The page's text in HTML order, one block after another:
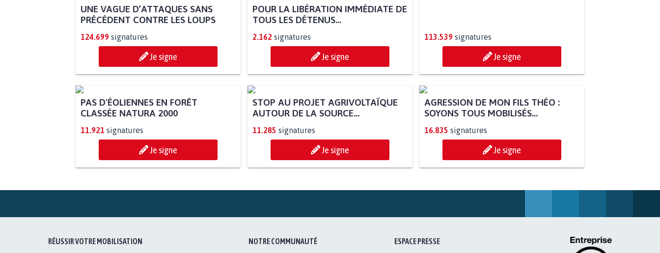
UNE VAGUE D’ATTAQUES SANS
PRÉCÉDENT CONTRE LES LOUPS
124.699 signatures
Je signe
POUR LA LIBÉRATION IMMÉDIATE DE
TOUS LES DÉTENUS...
2.162 signatures
Je signe
113.539 signatures
Je signe
PAS D'ÉOLIENNES EN FORÊT
CLASSÉE NATURA 2000
11.921 signatures
Je signe
STOP AU PROJET AGRIVOLTAÏQUE
AUTOUR DE LA SOURCE...
11.285 signatures
Je signe
AGRESSION DE MON FILS THÉO :
SOYONS TOUS MOBILISÉS...
16.835 signatures
Je signe
RÉUSSIR VOTRE MOBILISATION NOTRE COMMUNAUTÉ ESPACE PRESSE